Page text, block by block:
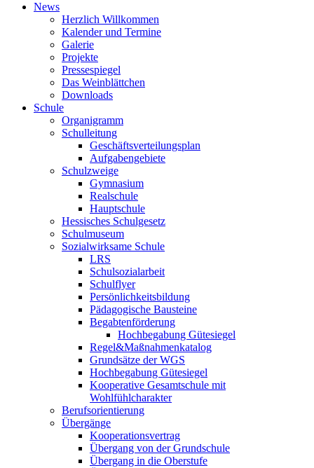
News
Herzlich Willkommen
Kalender und Termine
Galerie
Projekte
Pressespiegel
Das Weinblättchen
Downloads
Schule
Organigramm
Schulleitung
Geschäftsverteilungsplan
Aufgabengebiete
Schulzweige
Gymnasium
Realschule
Hauptschule
Hessisches Schulgesetz
Schulmuseum
Sozialwirksame Schule
LRS
Schulsozialarbeit
Schulflyer
Persönlichkeitsbildung
Pädagogische Bausteine
Begabtenförderung
Hochbegabung Gütesiegel
Regel&Maßnahmenkatalog
Grundsätze der WGS
Hochbegabung Gütesiegel
Kooperative Gesamtschule mit
Wohlfühlcharakter
Berufsorientierung
Übergänge
Kooperationsvertrag
Übergang von der Grundschule
Übergang in die Oberstufe